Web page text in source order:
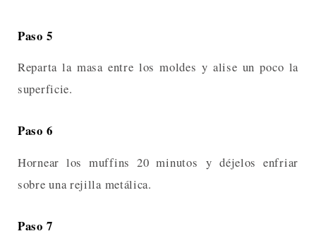
Paso 5
Reparta la masa entre los moldes y alise un poco la
superficie.
Paso 6
Hornear los muffins 20 minutos y déjelos enfriar
sobre una rejilla metálica.
Paso 7